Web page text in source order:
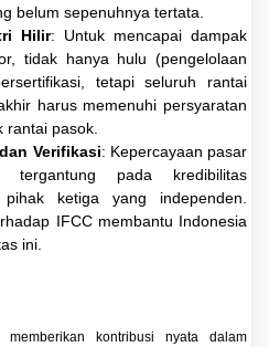
belum sepenuhnya tertata.
Hilir: Untuk mencapai dampak
tidak hanya hulu (pengelolaan
tetapi seluruh rantai
harus memenuhi persyaratan
rantai pasok.
Verifikasi: Kepercayaan pasar
tergantung pada kredibilitas
ketiga yang independen.
IFCC membantu Indonesia
ini.
kontribusi nyata dalam